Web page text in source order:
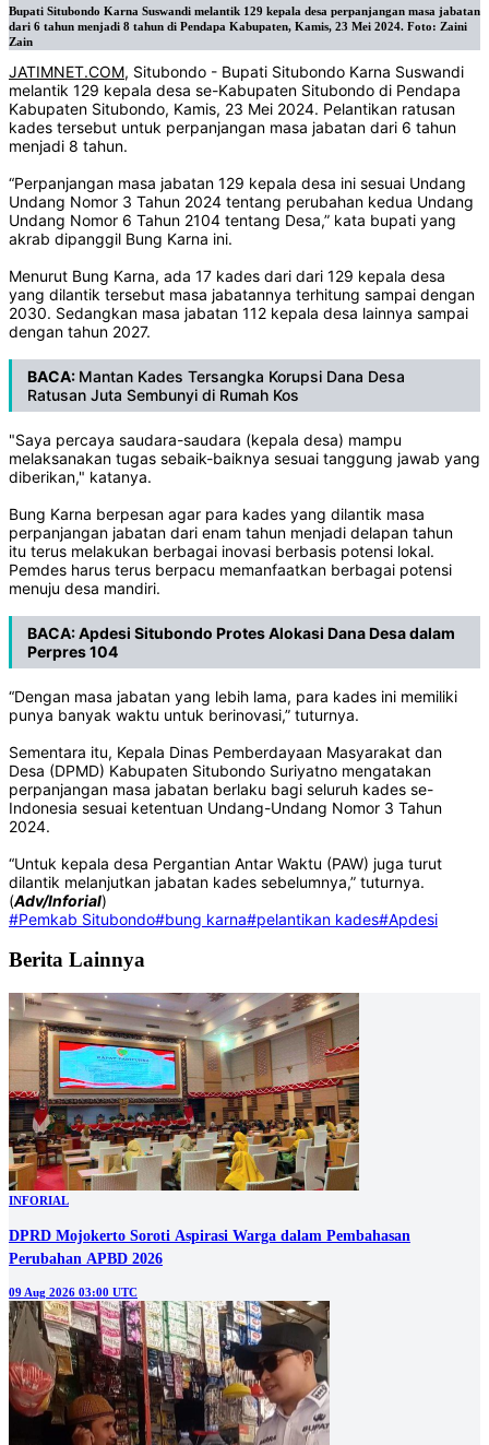
Bupati Situbondo Karna Suswandi melantik 129 kepala desa perpanjangan masa jabatan
dari 6 tahun menjadi 8 tahun di Pendapa Kabupaten, Kamis, 23 Mei 2024. Foto: Zaini
Zain
JATIMNET.COM, Situbondo - Bupati Situbondo Karna Suswandi
melantik 129 kepala desa se-Kabupaten Situbondo di Pendapa
Kabupaten Situbondo, Kamis, 23 Mei 2024. Pelantikan ratusan
kades tersebut untuk perpanjangan masa jabatan dari 6 tahun
menjadi 8 tahun.
“Perpanjangan masa jabatan 129 kepala desa ini sesuai Undang
Undang Nomor 3 Tahun 2024 tentang perubahan kedua Undang
Undang Nomor 6 Tahun 2104 tentang Desa,” kata bupati yang
akrab dipanggil Bung Karna ini.
Menurut Bung Karna, ada 17 kades dari dari 129 kepala desa
yang dilantik tersebut masa jabatannya terhitung sampai dengan
2030. Sedangkan masa jabatan 112 kepala desa lainnya sampai
dengan tahun 2027.
BACA: Mantan Kades Tersangka Korupsi Dana Desa
Ratusan Juta Sembunyi di Rumah Kos
"Saya percaya saudara-saudara (kepala desa) mampu
melaksanakan tugas sebaik-baiknya sesuai tanggung jawab yang
diberikan," katanya.
Bung Karna berpesan agar para kades yang dilantik masa
perpanjangan jabatan dari enam tahun menjadi delapan tahun
itu terus melakukan berbagai inovasi berbasis potensi lokal.
Pemdes harus terus berpacu memanfaatkan berbagai potensi
menuju desa mandiri.
BACA:Apdesi Situbondo Protes Alokasi Dana Desa dalam
Perpres 104
“Dengan masa jabatan yang lebih lama, para kades ini memiliki
punya banyak waktu untuk berinovasi,” tuturnya.
Sementara itu, Kepala Dinas Pemberdayaan Masyarakat dan
Desa (DPMD) Kabupaten Situbondo Suriyatno mengatakan
perpanjangan masa jabatan berlaku bagi seluruh kades se-
Indonesia sesuai ketentuan Undang-Undang Nomor 3 Tahun
2024.
“Untuk kepala desa Pergantian Antar Waktu (PAW) juga turut
dilantik melanjutkan jabatan kades sebelumnya,” tuturnya.
(Adv/Inforial)
#Pemkab Situbondo#bung karna#pelantikan kades#Apdesi
Berita Lainnya
INFORIAL
DPRD Mojokerto Soroti Aspirasi Warga dalam Pembahasan
Perubahan APBD 2026
09 Aug 2026 03:00 UTC